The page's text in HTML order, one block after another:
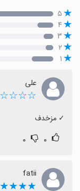
۵
۴
۳
۲
۱
علی
‏✓ مزخدف
۰ ۰
fatii